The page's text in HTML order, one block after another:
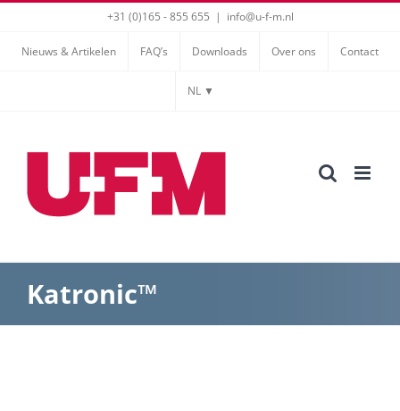
+31 (0)165 - 855 655 | info@u-f-m.nl
Nieuws & Artikelen FAQ’s Downloads Over ons Contact
NL ▼
Katronic™